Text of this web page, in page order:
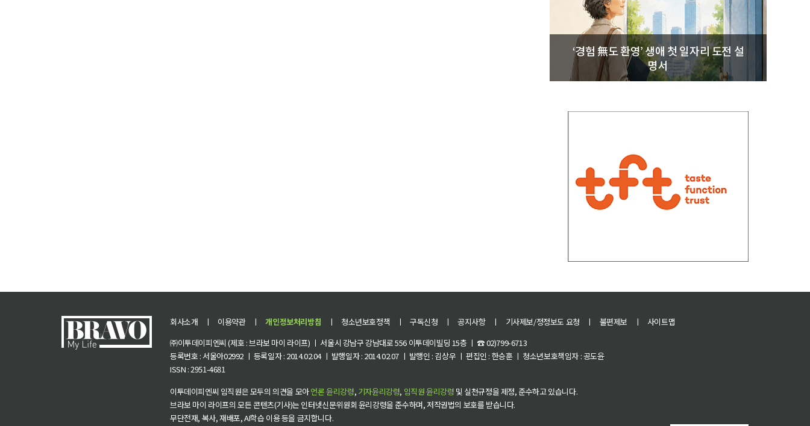
‘경험 無도 환영’ 생애 첫 일자리 도전 설
명서
회사소개 ㅣ 이용약관 ㅣ 개인정보처리방침 ㅣ 청소년보호정책 ㅣ 구독신청 ㅣ 공지사항 ㅣ 기사제보/정정보도 요청 ㅣ 불편제보 ㅣ
사이트맵
㈜이투데이피엔씨 (제호 : 브라보 마이 라이프) ㅣ 서울시 강남구 강남대로 556 이투데이빌딩 15층 ㅣ ☎ 02)799-6713
등록번호 : 서울아02992 ㅣ 등록일자 : 2014.02.04 ㅣ 발행일자 : 2014.02.07 ㅣ 발행인 : 김상우 ㅣ 편집인 : 한승훈 ㅣ 청소년보호책임자 : 공도윤
ISSN : 2951-4681
이투데이피엔씨 임직원은 모두의 의견을 모아언론 윤리강령, 기자윤리강령, 임직원 윤리강령 및 실천규정을 제정, 준수하고 있습니다.
브라보 마이 라이프의 모든 콘텐츠(기사)는 인터넷신문위원회 윤리강령을 준수하며, 저작권법의 보호를 받습니다.
무단전재, 복사, 재배포, AI학습 이용 등을 금지합니다.